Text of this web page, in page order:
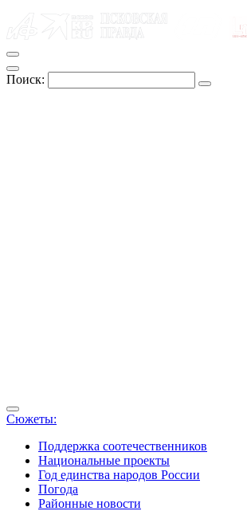
Поиск:
Сюжеты:
Поддержка соотечественников
Национальные проекты
Год единства народов России
Погода
Районные новости